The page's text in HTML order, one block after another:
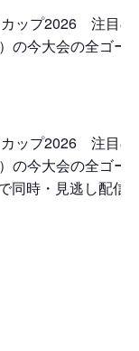
ップ2026 注目の
今大会の全ゴー
ップ2026 注目の
今大会の全ゴー
時・見逃し配信